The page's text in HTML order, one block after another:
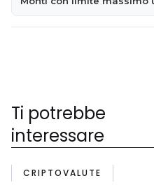
Ti potrebbe
interessare
CRIPTOVALUTE